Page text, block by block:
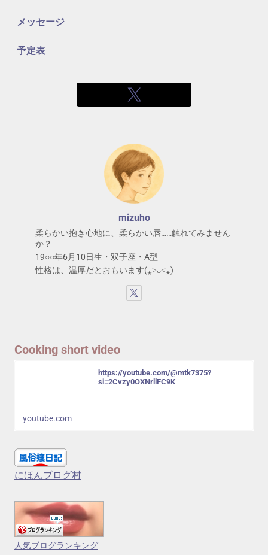
メッセージ
予定表
mizuho
柔らかい抱き心地に、柔らかい唇……触れてみません
か？
19○○年6月10日生・双子座・A型
性格は、温厚だとおもいます(⁎˃ᴗ˂⁎)
Cooking short video
https://youtube.com/@mtk7375?
si=2Cvzy0OXNrllFC9K
youtube.com
にほんブログ村
人気ブログランキング